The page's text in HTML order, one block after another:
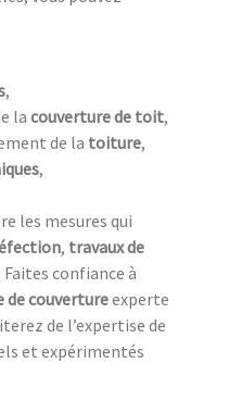
,
lacouverture de toit,
de la toiture,
,
les mesures qui
, travaux de
confiance à
de couvertureexperte
de l’expertise de
et expérimentés